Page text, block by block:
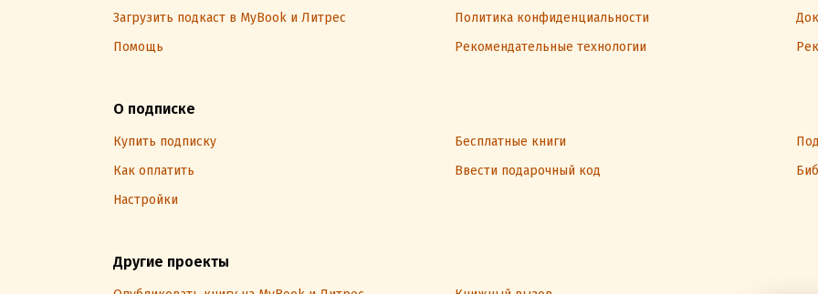
Загрузить подкаст в MyBook и Литрес
Политика конфиденциальности
Помощь
Рекомендательные технологии
О подписке
Купить подписку Бесплатные книги
Как оплатить
Ввести подарочный код
Настройки
Другие проекты